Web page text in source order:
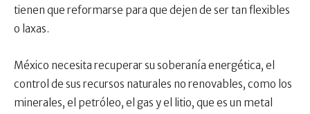
tienen que reformarse para que dejen de ser tan flexibles
o laxas.
México necesita recuperar su soberanía energética, el
control de sus recursos naturales no renovables, como los
minerales, el petróleo, el gas y el litio, que es un metal